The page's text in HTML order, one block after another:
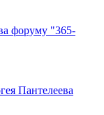
форуму "365-
Пантелеева